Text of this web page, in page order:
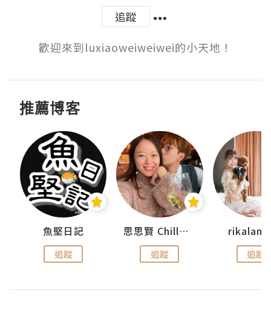
追蹤
歡迎來到luxiaoweiweiwei的小天地！
推薦博客
魚堅日記
追蹤
思思賢 ChillMyBabe
追蹤 追蹤